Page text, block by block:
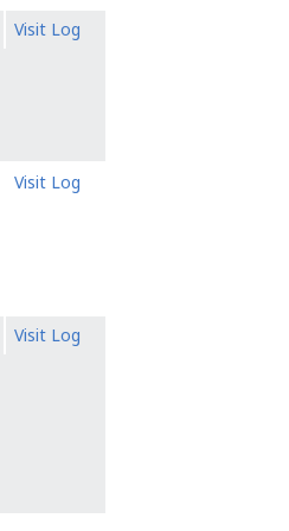
Visit Log
Visit Log
Visit Log